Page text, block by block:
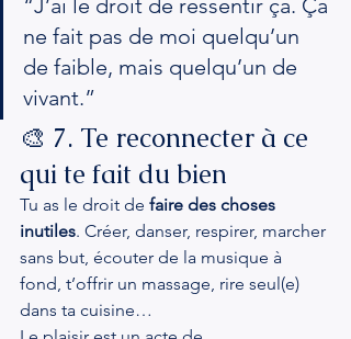
“J’ai le droit de ressentir ça. Ça
ne fait pas de moi quelqu’un
de faible, mais quelqu’un de
vivant.”
🎨 7. Te reconnecter à ce
qui te fait du bien
Tu as le droit de faire des choses
inutiles. Créer, danser, respirer, marcher
sans but, écouter de la musique à
fond, t’offrir un massage, rire seul(e)
dans ta cuisine…